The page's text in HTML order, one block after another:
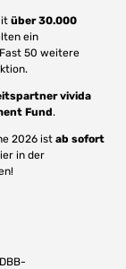
über 30.000
ein
50 weitere
vivida
Fund.
2026 ist ab sofort
in der